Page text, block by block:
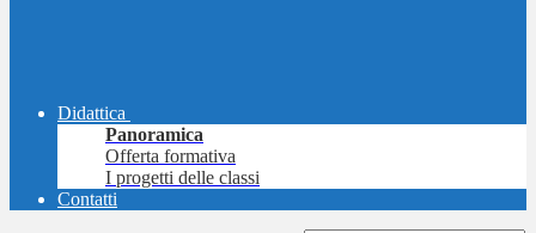
Didattica
Panoramica
Offerta formativa
I progetti delle classi
Contatti